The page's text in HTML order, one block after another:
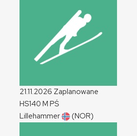
21.11.2026 Zaplanowane
HS140 M PŚ
Lillehammer
(NOR)